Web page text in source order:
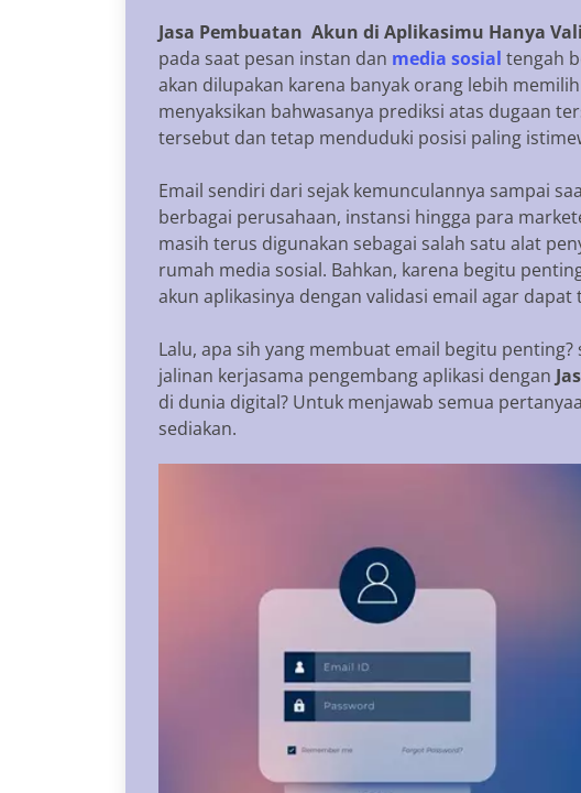
Jasa Pembuatan Akun di Aplikasimu Hanya
pada saat pesan instan dan media sosial tengah
akan dilupakan karena banyak orang lebih
menyaksikan bahwasanya prediksi atas dugaan
tersebut dan tetap menduduki posisi paling
Email sendiri dari sejak kemunculannya sampai
berbagai perusahaan, instansi hingga para
masih terus digunakan sebagai salah satu alat
rumah media sosial. Bahkan, karena begitu
akun aplikasinya dengan validasi email agar
Lalu, apa sih yang membuat email begitu
jalinan kerjasama pengembang aplikasi dengan
di dunia digital? Untuk menjawab semua
sediakan.